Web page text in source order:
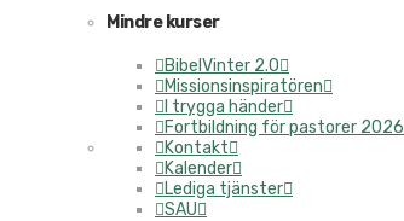
Mindre kurser
BibelVinter 2.0
Missionsinspiratören
I trygga händer
Fortbildning för pastorer 2026
Kontakt
Kalender
Lediga tjänster
SAU